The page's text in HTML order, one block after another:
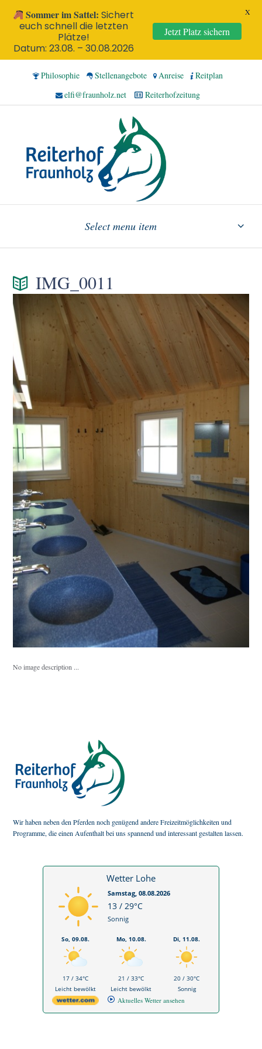
Philosophie Stellenangebote Anreise
Reitplan
elfi@fraunholz.net
Reiterhofzeitung
Select menu item
IMG_0011
No image description ...
Wir haben neben den Pferden noch genügend andere Freizeitmöglichkeiten und
Programme, die einen Aufenthalt bei uns spannend und interessant gestalten lassen.
Wetter Lohe
Samstag, 08.08.2026
13 / 29°C
Sonnig
So, 09.08.
17 / 34°C
Leicht bewölkt
Mo, 10.08.
21 / 33°C
Leicht bewölkt
Di, 11.08.
20 / 30°C
Sonnig
Aktuelles Wetter ansehen
Sommer im Sattel:Sichert
euch schnell die letzten
Plätze!
Datum: 23.08. – 30.08.2026
Jetzt Platz sichern
X